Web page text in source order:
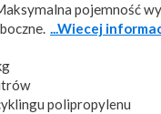
pojemność
...Wiecej
polipropylenu